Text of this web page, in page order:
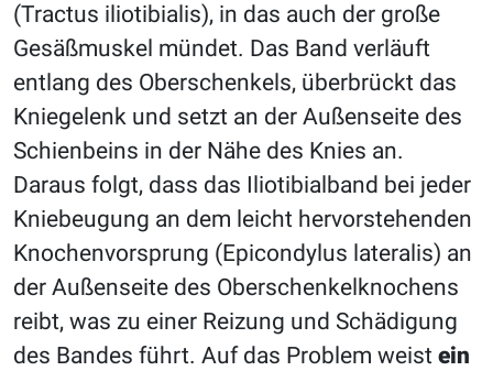
(Tractus iliotibialis), in das auch der große
Gesäßmuskel mündet. Das Band verläuft
entlang des Oberschenkels, überbrückt das
Kniegelenk und setzt an der Außenseite des
Schienbeins in der Nähe des Knies an.
Daraus folgt, dass das Iliotibialband bei jeder
Kniebeugung an dem leicht hervorstehenden
Knochenvorsprung (Epicondylus lateralis) an
der Außenseite des Oberschenkelknochens
reibt, was zu einer Reizung und Schädigung
des Bandes führt. Auf das Problem weist ein